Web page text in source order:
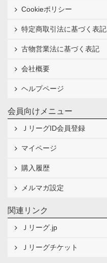
Cookieポリシー
特定商取引法に基づく表記
古物営業法に基づく表記
会社概要
ヘルプページ
会員向けメニュー
ＪリーグID会員登録
マイページ
購入履歴
メルマガ設定
関連リンク
Ｊリーグ.jp
Ｊリーグチケット